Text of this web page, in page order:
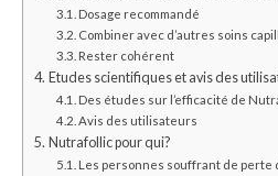
Dosage recommandé
Combiner avec d’autres soins
Rester cohérent
Etudes scientifiques et avis des
Des études sur l’efficacité de
Avis des utilisateurs
Nutrafollic pour qui?
Les personnes souffrant de perte